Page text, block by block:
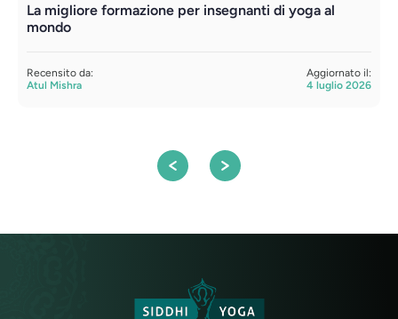
La migliore formazione per insegnanti di yoga al
mondo
Recensito da:
Atul Mishra
Aggiornato il:
4 luglio 2026